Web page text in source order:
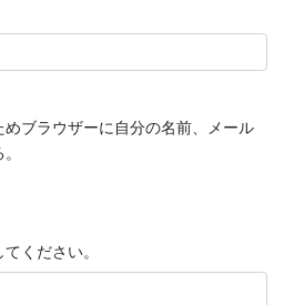
ブラウザーに自分の名前、メール
ください。